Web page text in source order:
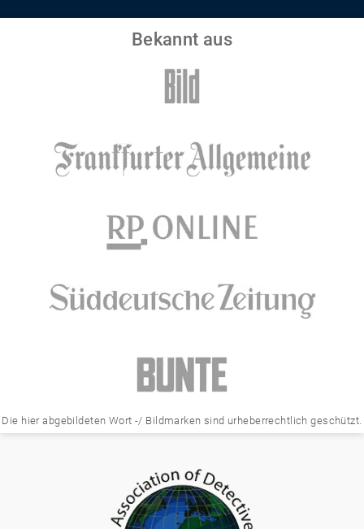
Bekannt aus
Die hier abgebildeten Wort -/ Bildmarken sind urheberrechtlich geschützt.